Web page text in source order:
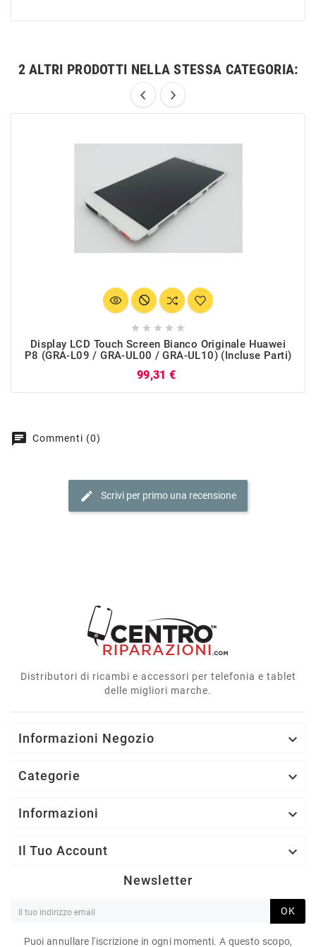
2 ALTRI PRODOTTI NELLA STESSA CATEGORIA:
    
Display LCD Touch Screen Bianco Originale Huawei
P8 (GRA-L09 / GRA-UL00 / GRA-UL10) (incluse Parti)
99,31 €
chat Commenti (0)
edit Scrivi per primo una recensione
Distributori di ricambi e accessori per telefonia e tablet
delle migliori marche.
Informazioni Negozio 
Categorie 
Informazioni 
Il Tuo Account 
Newsletter
OK
Puoi annullare l'iscrizione in ogni momenti. A questo scopo,